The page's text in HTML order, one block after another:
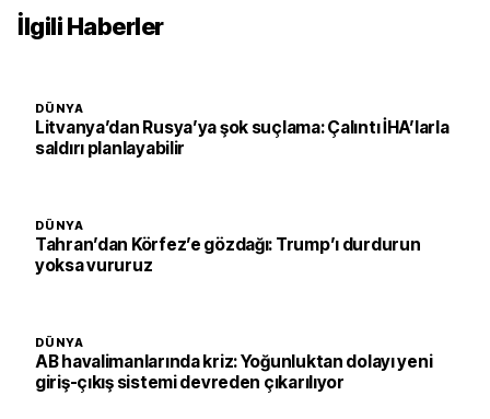
İlgili Haberler
DÜNYA
Litvanya’dan Rusya’ya şok suçlama: Çalıntı İHA’larla
saldırı planlayabilir
DÜNYA
Tahran’dan Körfez’e gözdağı: Trump’ı durdurun
yoksa vururuz
DÜNYA
AB havalimanlarında kriz: Yoğunluktan dolayı yeni
giriş-çıkış sistemi devreden çıkarılıyor